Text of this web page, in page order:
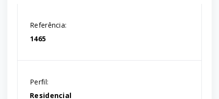
Referência:
1465
Perfil:
Residencial